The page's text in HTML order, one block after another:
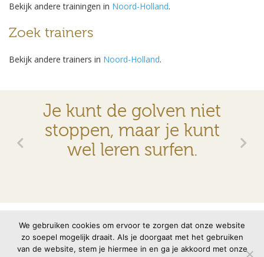
Bekijk andere trainingen in Noord-Holland.
Zoek trainers
Bekijk andere trainers in Noord-Holland.
Je kunt de golven niet
stoppen, maar je kunt
wel leren surfen.
© 2026 VMBN Contact Disclaimer Privacyverklaring
We gebruiken cookies om ervoor te zorgen dat onze website
zo soepel mogelijk draait. Als je doorgaat met het gebruiken
van de website, stem je hiermee in en ga je akkoord met onze